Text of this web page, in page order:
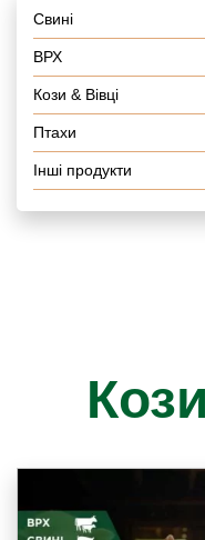
Свині
ВРХ
Кози & Вівці
Птахи
Інші продукти